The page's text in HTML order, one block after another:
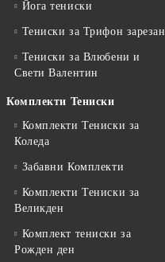
Йога тениски
Тениски за Трифон зарезан
Тениски за Влюбени и
Свети Валентин
Комплекти Тениски
Комплекти Тениски за
Коледа
Забавни Комплекти
Комплекти Тениски за
Великден
Комплект тениски за
Рожден ден